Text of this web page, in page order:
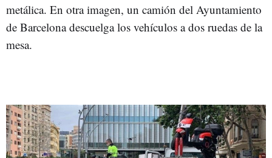
metálica. En otra imagen, un camión del Ayuntamiento
de Barcelona descuelga los vehículos a dos ruedas de la
mesa.